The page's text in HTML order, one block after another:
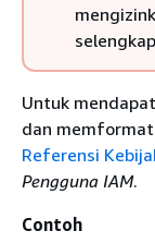
Untuk
dan memformat
Referensi
Pengguna IAM.
Contoh